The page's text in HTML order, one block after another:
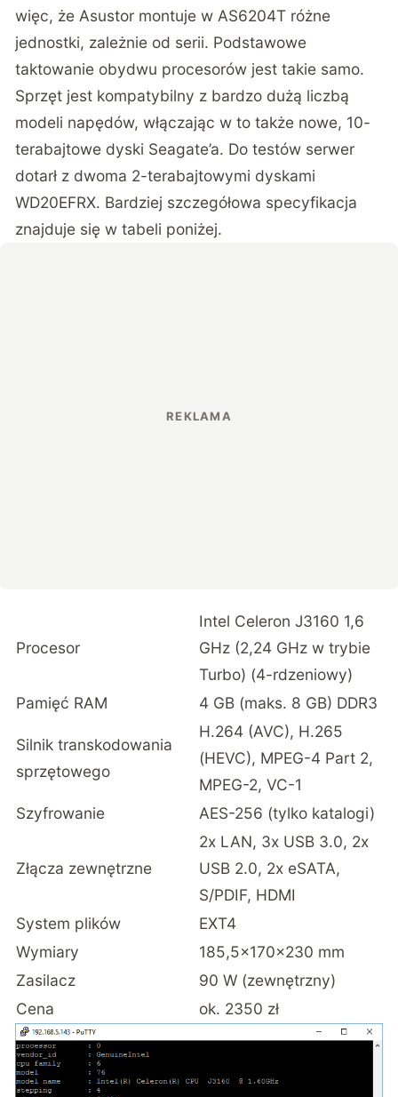
więc, że Asustor montuje w AS6204T różne
jednostki, zależnie od serii. Podstawowe
taktowanie obydwu procesorów jest takie samo.
Sprzęt jest kompatybilny z bardzo dużą liczbą
modeli napędów, włączając w to także nowe, 10-
terabajtowe dyski Seagate’a. Do testów serwer
dotarł z dwoma 2-terabajtowymi dyskami
WD20EFRX. Bardziej szczegółowa specyfikacja
znajduje się w tabeli poniżej.
Procesor
Intel Celeron J3160 1,6
GHz (2,24 GHz w trybie
Turbo) (4-rdzeniowy)
Pamięć RAM
4 GB (maks. 8 GB) DDR3
Silnik transkodowania
sprzętowego
H.264 (AVC), H.265
(HEVC), MPEG-4 Part 2,
MPEG-2, VC-1
Szyfrowanie
AES-256 (tylko katalogi)
Złącza zewnętrzne
2x LAN, 3x USB 3.0, 2x
USB 2.0, 2x eSATA,
S/PDIF, HDMI
System plików
EXT4
Wymiary
185,5×170×230 mm
Zasilacz
90 W (zewnętrzny)
Cena
ok. 2350 zł